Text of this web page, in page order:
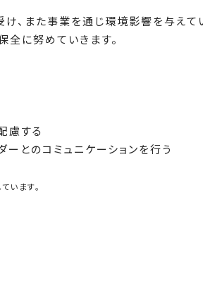
、また事業を通じ環境影響を与え
全に努めていきます。
慮する
とのコミュニケーションを行う
います。